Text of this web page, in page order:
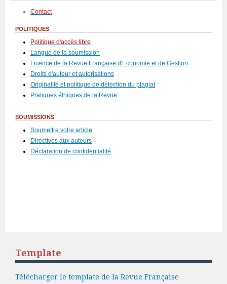
Contact
POLITIQUES
Politique d'accès libre
Langue de la soumission
Licence de la Revue Française d'Economie et de Gestion
Droits d'auteur et autorisations
Originalité et politique de détection du plagiat
Pratiques éthiques de la Revue
SOUMISSIONS
Soumettre votre article
Directives aux auteurs
Déclaration de confidentialité
Template
Télécharger le template de la Revue Française